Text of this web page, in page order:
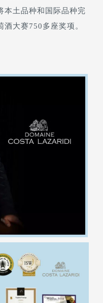
本土品种和国际品种完
大赛750多座奖项。